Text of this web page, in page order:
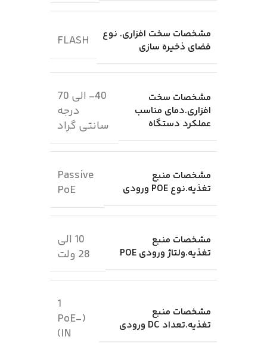
مشخصات سخت افزاری. نوع
فضای ذخیره سازی
FLASH
مشخصات سخت
افزاری.دمای مناسب
عملکرد دستگاه
40- الی 70
درجه
سانتی گراد
مشخصات منبع
تغذیه.نوع POE ورودی
Passive
PoE
مشخصات منبع
تغذیه.ولتاژ ورودی POE
10 الی
28 ولت
مشخصات منبع
تغذیه.تعداد DC ورودی
1
(PoE-
IN)